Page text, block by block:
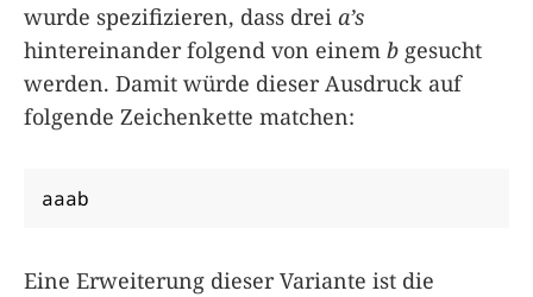
wurde spezifizieren, dass drei a’s
hintereinander folgend von einem b gesucht
werden. Damit würde dieser Ausdruck auf
folgende Zeichenkette matchen:
aaab
Eine Erweiterung dieser Variante ist die